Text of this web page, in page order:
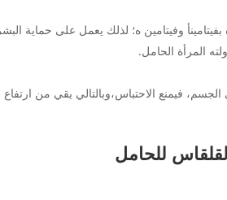
وفيتامين ه؛ لذلك يعمل على حماية
المرأة الحامل.
فيمنع الاحتباس،وبالتالي يقي من
للحامل